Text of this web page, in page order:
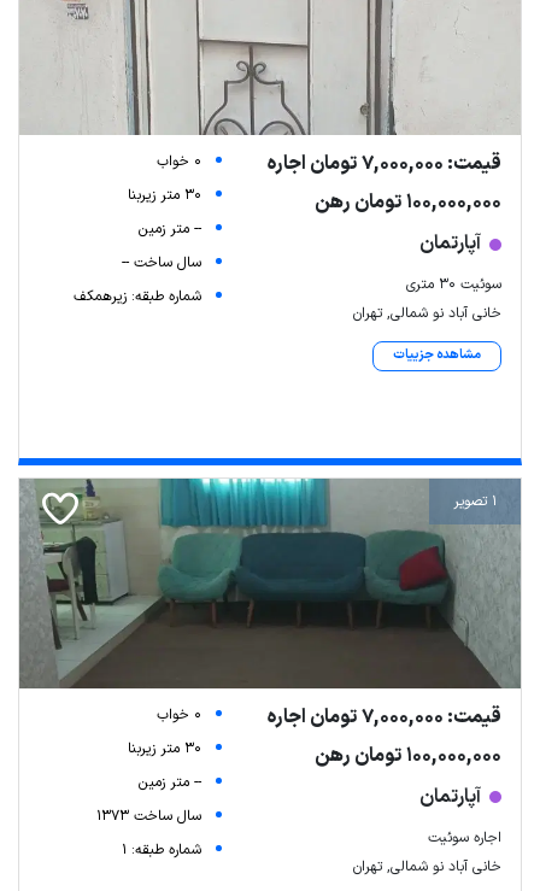
Leaflet| Map data ©ariamarz.com
قیمت: 7,000,000 تومان اجاره
100,000,000 تومان رهن
آپارتمان
سوئیت ۳۰ متری
خانی آباد نو شمالی, تهران
مشاهده جزییات
0 خواب
30 متر زیربنا
-- متر زمین
سال ساخت --
شماره طبقه: زیرهمکف
1 تصویر
قیمت: 7,000,000 تومان اجاره
100,000,000 تومان رهن
آپارتمان
اجاره سوئیت
خانی آباد نو شمالی, تهران
0 خواب
30 متر زیربنا
-- متر زمین
سال ساخت 1373
شماره طبقه: 1